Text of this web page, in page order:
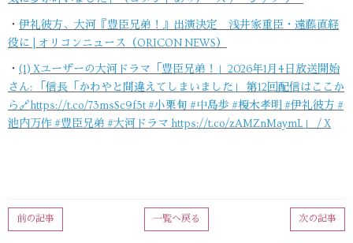
・ 伊礼彼方、大河『豊臣兄弟！』出演決定 浅井家重臣・遠藤直経
役に | オリコンニュース（ORICON NEWS）
・ (1) Xユーザーの大河ドラマ「豊臣兄弟！」2026年1月4日放送開始
さん: 「信長「かわやと間違えてしまいました」 第12回配信はここか
ら🔗https://t.co/73msSc9f5t #小栗旬 #中島歩 #榎木孝明 #伊礼彼方 #
池内万作 #豊臣兄弟 #大河ドラマ https://t.co/zAMZnMaymL」 / X
次の記事
一覧へ戻る
前の記事